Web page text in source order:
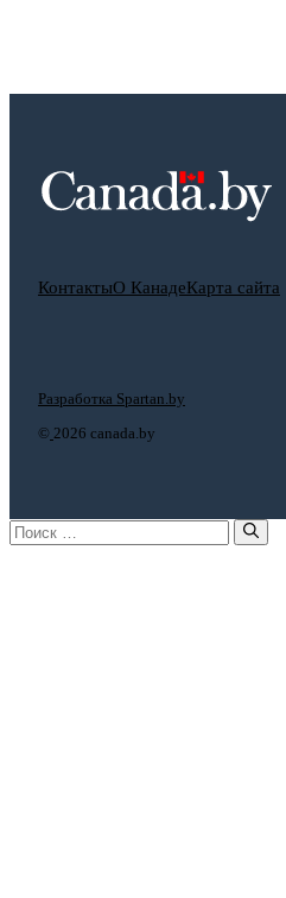
КонтактыО КанадеКарта сайта
© 2026 canada.by
Разработка Spartan.by
Поиск: